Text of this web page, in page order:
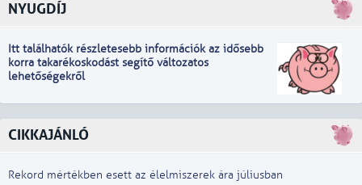
NYUGDÍJ
Itt találhatók részletesebb információkaz idősebb
korra takarékoskodást segítő változatos
lehetőségekről
CIKKAJÁNLÓ
Rekord mértékben esett az élelmiszerek ára júliusban